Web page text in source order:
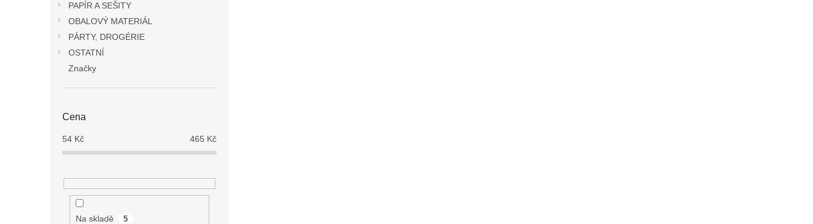
PAPÍR A SEŠITY
OBALOVÝ MATERIÁL
PÁRTY, DROGÉRIE
OSTATNÍ
Značky
Cena
54 Kč 465 Kč
Na skladě 5